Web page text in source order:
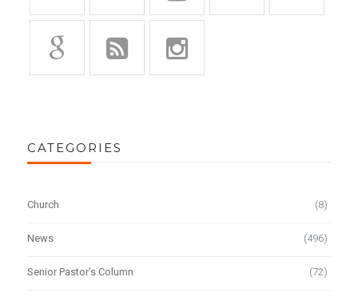
CATEGORIES
Church (8)
News (496)
Senior Pastor's Column (72)